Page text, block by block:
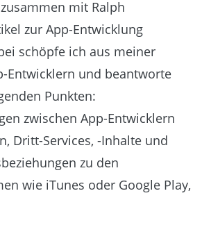
mit Ralph
zur App-Entwicklung
schöpfe ich aus meiner
Entwicklern und beantworte
Punkten:
zwischen App-Entwicklern
Dritt-Services, -Inhalte und
zu den
wie iTunes oder Google Play,